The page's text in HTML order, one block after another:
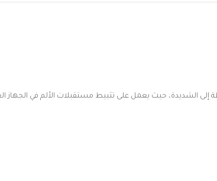
إلى الشديدة، حيث يعمل على تثبيط مستقبلات الألم في الجهاز